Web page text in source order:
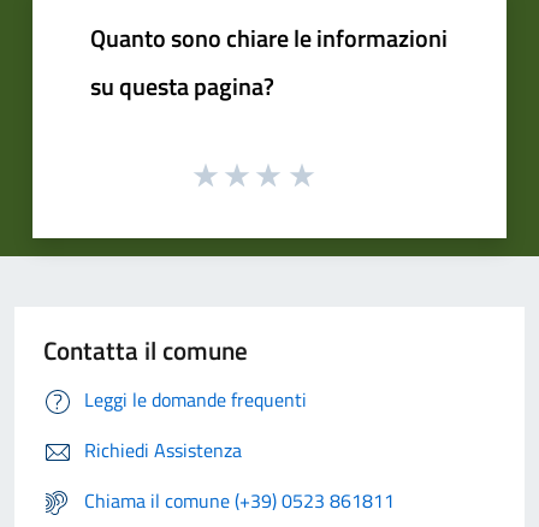
Quanto sono chiare le informazioni
su questa pagina?
Contatta il comune
Leggi le domande frequenti
Richiedi Assistenza
Chiama il comune (+39) 0523 861811